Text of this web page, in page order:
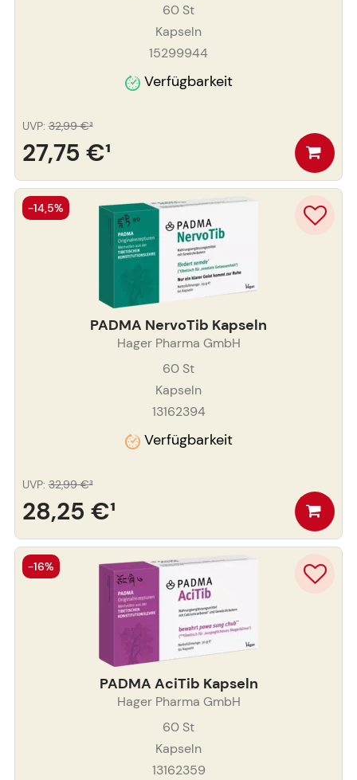
60 St
Kapseln
15299944
Verfügbarkeit
27,75 €¹
UVP: 32,99 €³
PADMA NervoTib Kapseln
Hager Pharma GmbH
60 St
Kapseln
13162394
Verfügbarkeit
28,25 €¹
UVP: 32,99 €³
-14,5%
PADMA AciTib Kapseln
Hager Pharma GmbH
60 St
Kapseln
13162359
-16%